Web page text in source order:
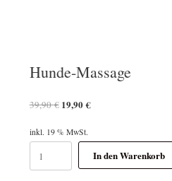
Hunde-Massage
39,90€ Ursprünglicher
war:
39,90 €
19,90€Aktueller
19,90 €.
inkl. 19 % MwSt.
Hunde-
Massage
Menge
In den Warenkorb